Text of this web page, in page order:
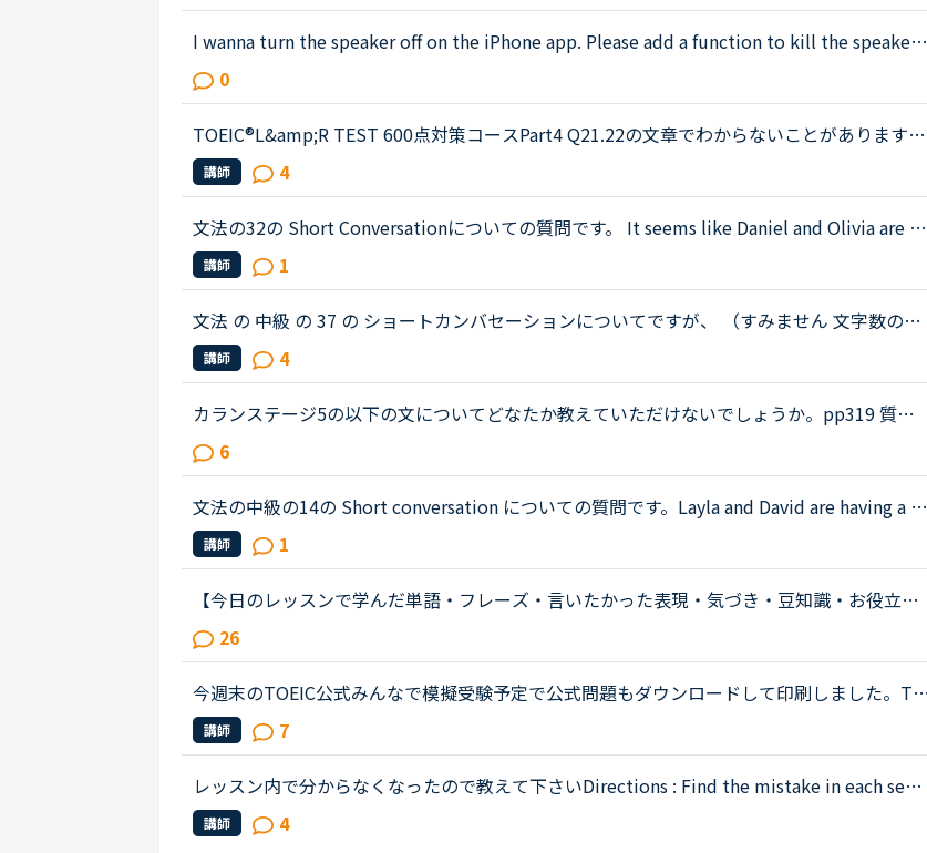
I wanna turn the speaker off on the iPhone app. Please add a function to kill the speaker
on the app.Very loud voice of tutors is coming from the speaker while tutors can not be h
earing voice of us...
0
TOEIC®️L&amp;R TEST 600点対策コースPart4 Q21.22の文章でわからないことがあります。
文章は以下の通りです。When you move, you should try to tell banks and credit card com
panies your new address at leas...
講師 4
文法の32の Short Conversationについての質問です。 It seems like Daniel and Olivia are di
stracted by the street noises this evening.Olivia What's the matter? You are thinking abou
t something, aren't...
講師 1
文法 の 中級 の 37 の ショートカンバセーションについてですが、 （すみません 文字数の関
係で全部コピーできませんでした。💦）Emily Anyway, how was the family dinner last nigh
t?Layla It was a disaste...
講師 4
カランステージ5の以下の文についてどなたか教えていただけないでしょうか。pp319 質
問 What do you think you should do if you want to make a lot of money ?回答 If you★
want to make a lot of money, I t...
6
文法の中級の14の Short conversation についての質問です。Layla and David are having a co
nversation about the incident.David : Have you heard about the incident that happened t
he other night?Layla : ...
講師 1
【今日のレッスンで学んだ単語・フレーズ・言いたかった表現・気づき・豆知識・お役立ち
情報など】アウトプット&amp;シェア用スレッドです。レッスン毎のアウトプット利用や備
忘録利用はもちろん、単に「おもしろ...
26
今週末のTOEIC公式みんなで模擬受験予定で公式問題もダウンロードして印刷しました。TO
EIC L&amp;Rの受験が体験できる動画をYouTube上に公開して、公式問題や公式スピーカー
によるリスニング音声で、公開テスト受...
講師 7
レッスン内で分からなくなったので教えて下さいDirections : Find the mistake in each sent
ence and read the sentence correctly.例You : She has a friend her mother is a nurse.&gt;&g
t;&gt; She has a frie...
講師 4